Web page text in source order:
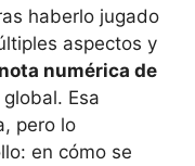
haberlo jugado
aspectos y
numérica de
Esa
pero lo
en cómo se